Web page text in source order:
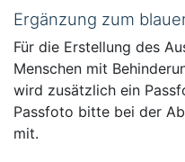
Ergänzung zum
Für die Erstellung des
Menschen mit
wird zusätzlich ein
Passfoto bitte bei der
mit.